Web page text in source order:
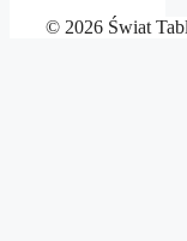
© 2026 Świat